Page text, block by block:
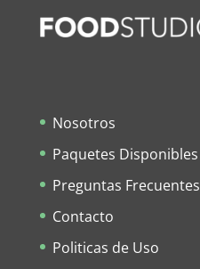
Nosotros
Paquetes Disponibles
Preguntas Frecuentes
Contacto
Politicas de Uso